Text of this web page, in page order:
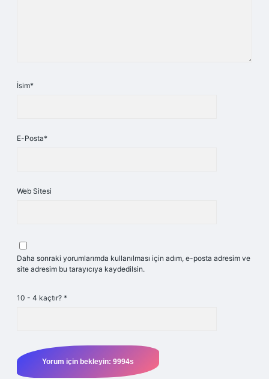
İsim*
E-Posta*
Web Sitesi
Daha sonraki yorumlarımda kullanılması için adım, e-posta adresim ve
site adresim bu tarayıcıya kaydedilsin.
10 - 4 kaçtır? *